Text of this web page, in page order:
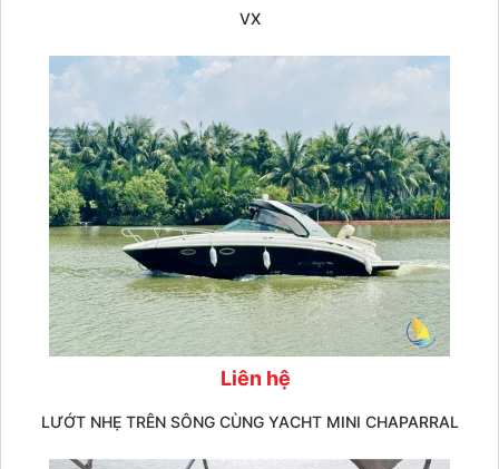
VX
Liên hệ
LƯỚT NHẸ TRÊN SÔNG CÙNG YACHT MINI CHAPARRAL